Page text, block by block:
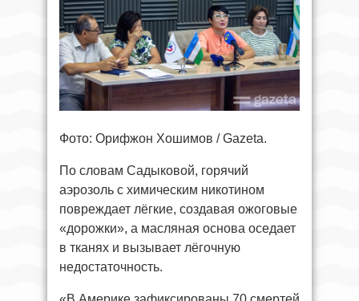
Фото: Орифжон Хошимов / Gazeta.
По словам Садыковой, горячий
аэрозоль с химическим никотином
повреждает лёгкие, создавая ожоговые
«дорожки», а масляная основа оседает
в тканях и вызывает лёгочную
недостаточность.